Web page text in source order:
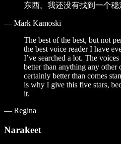
东西。我还没有找到一个稳
— Mark Kamoski
The best of the best, but not
the best voice reader I have
I’ve searched a lot. The
better than anything any other
certainly better than comes
is why I give this five stars,
it.
— Regina
Narakeet